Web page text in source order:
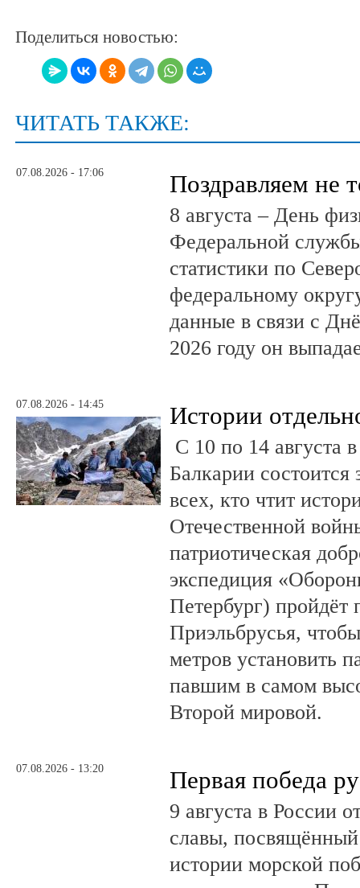
Поделиться новостью:
ЧИТАТЬ ТАКЖЕ:
07.08.2026 - 17:06 Поздравляем не
8 августа – День
Федеральной
статистики по
федеральному
данные в связи с
2026 году он
07.08.2026 - 14:45 Истории
С 10 по 14 августа
Балкарии состоится
всех, кто чтит
Отечественной
патриотическая
экспедиция
Петербург) пройдёт
Приэльбрусья,
метров установить
павшим в самом
Второй мировой.
07.08.2026 - 13:20 Первая победа
9 августа в России
славы, посвящённый
истории морской